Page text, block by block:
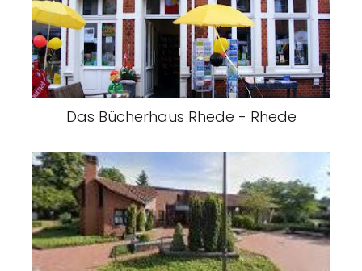
Das Bücherhaus Rhede - Rhede